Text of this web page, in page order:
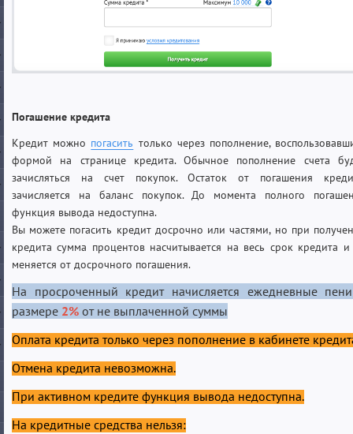
Погашение кредита
Кредит можно погасить только через пополнение,
формой на странице кредита. Обычное пополнение счета
зачисляться на счет покупок. Остаток от погашения
зачисляется на баланс покупок. До момента полного
функция вывода недоступна.
Вы можете погасить кредит досрочно или частями, но при
кредита сумма процентов насчитывается на весь срок кредита
меняется от досрочного погашения.
На просроченный кредит начисляется ежедневные
размере 2% от не выплаченной суммы
Оплата кредита только через пополнение в кабинете
Отмена кредита невозможна.
При активном кредите функция вывода недоступна.
На кредитные средства нельзя: